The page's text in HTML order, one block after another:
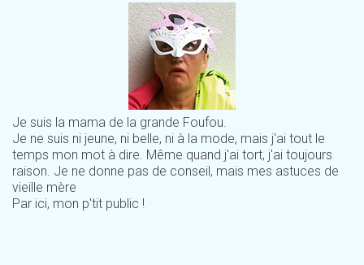
Je suis la mama de la grande Foufou.
Je ne suis ni jeune, ni belle, ni à la mode, mais j'ai tout le
temps mon mot à dire. Même quand j'ai tort, j'ai toujours
raison. Je ne donne pas de conseil, mais mes astuces de
vieille mère
Par ici, mon p'tit public !